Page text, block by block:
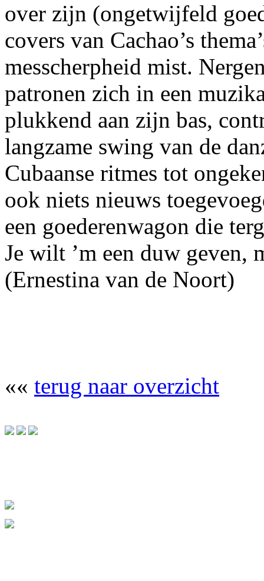
over zijn (ongetwijfeld
covers van Cachao’s
messcherpheid mist.
patronen zich in een
plukkend aan zijn bas,
langzame swing van de
Cubaanse ritmes tot
ook niets nieuws
een goederenwagon die
Je wilt ’m een duw geven,
(Ernestina van de Noort)
«« terug naar overzicht